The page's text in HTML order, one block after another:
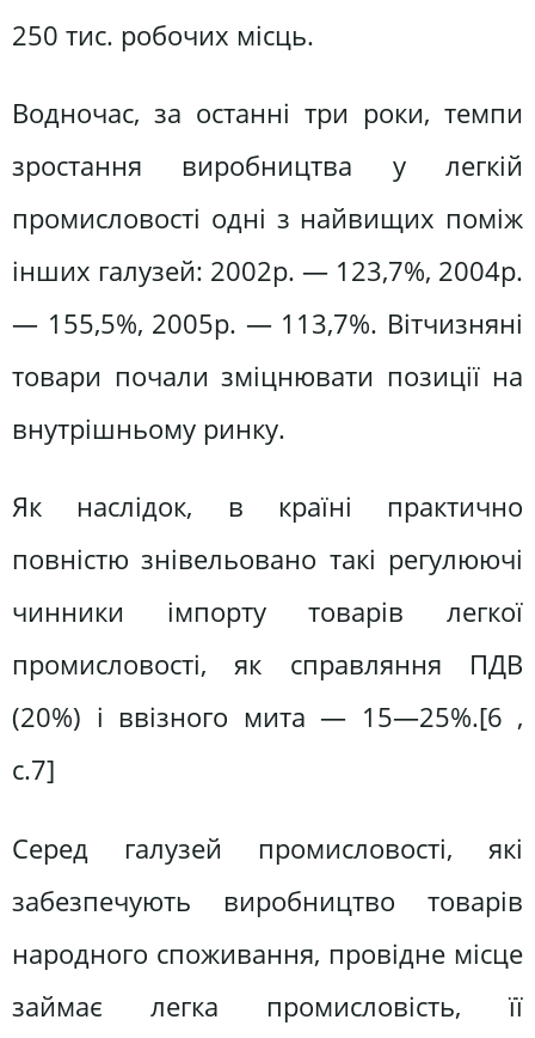
250 тис. робочих місць.
Водночас, за останні три роки, темпи
зростання виробництва у легкій
промисловості одні з найвищих поміж
інших галузей: 2002р. — 123,7%, 2004р.
— 155,5%, 2005р. — 113,7%. Вітчизняні
товари почали зміцнювати позиції на
внутрішньому ринку.
Як наслідок, в країні практично
повністю знівельовано такі регулюючі
чинники імпорту товарів легкої
промисловості, як справляння ПДВ
(20%) і ввізного мита — 15—25%.[6 ,
c.7]
Серед галузей промисловості, які
забезпечують виробництво товарів
народного споживання, провідне місце
займає легка промисловість, її